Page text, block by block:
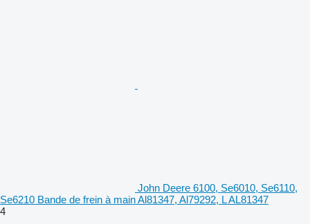
John Deere 6100, Se6010, Se6110,
Se6210 Bande de frein à main Al81347, Al79292, L AL81347
4